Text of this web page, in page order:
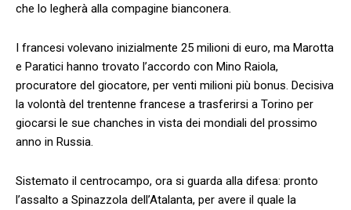
che lo legherà alla compagine bianconera.
I francesi volevano inizialmente 25 milioni di euro, ma Marotta
e Paratici hanno trovato l’accordo con Mino Raiola,
procuratore del giocatore, per venti milioni più bonus. Decisiva
la volontà del trentenne francese a trasferirsi a Torino per
giocarsi le sue chanches in vista dei mondiali del prossimo
anno in Russia.
Sistemato il centrocampo, ora si guarda alla difesa: pronto
l’assalto a Spinazzola dell’Atalanta, per avere il quale la